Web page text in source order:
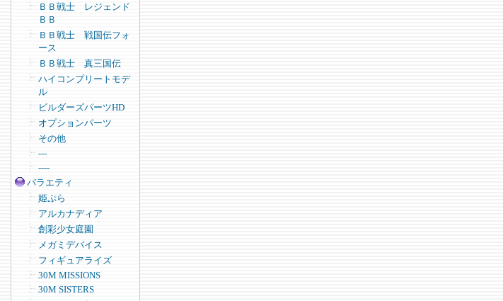
ＢＢ戦士 レジェンド
ＢＢ
ＢＢ戦士 戦国伝フォ
ース
ＢＢ戦士 真三国伝
ハイコンプリートモデ
ル
ビルダーズパーツHD
オプションパーツ
その他
---
----
バラエティ
姫ぷら
アルカナディア
創彩少女庭園
メガミデバイス
フィギュアライズ
30M MISSIONS
30M SISTERS